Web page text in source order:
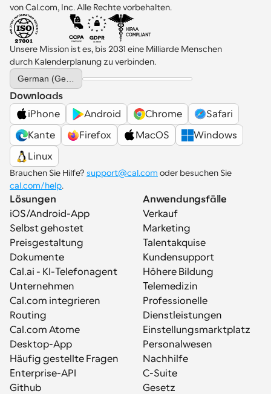
von Cal.com, Inc. Alle Rechte vorbehalten.
Unsere Mission ist es, bis 2031 eine Milliarde Menschen
durch Kalenderplanung zu verbinden.
Select Language
Downloads
iPhone
Android Chrome
Safari
Kante
Firefox MacOS
Windows
Linux
Brauchen Sie Hilfe? support@cal.com
cal.com/help.
Lösungen
iOS/Android-App
Selbst gehostet
Preisgestaltung
Dokumente
Cal.ai - KI-Telefonagent
Unternehmen
Cal.com integrieren
Routing
Cal.com Atome
Desktop-App
Häufig gestellte Fragen
Enterprise-API
Github
Anwendungsfälle
Verkauf
Marketing
Talentakquise
Kundensupport
Höhere Bildung
Telemedizin
Professionelle
Dienstleistungen
Einstellungsmarktplatz
Personalwesen
Nachhilfe
C-Suite
Gesetz